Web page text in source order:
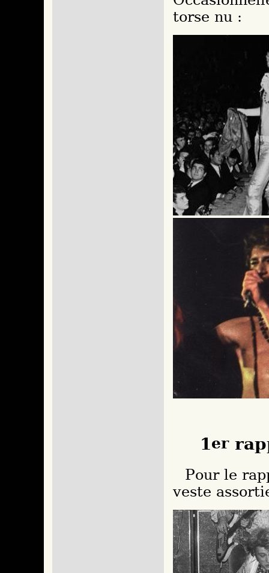
torse nu :
1er
Pour le rappel, le haut sera échangé contre la
veste